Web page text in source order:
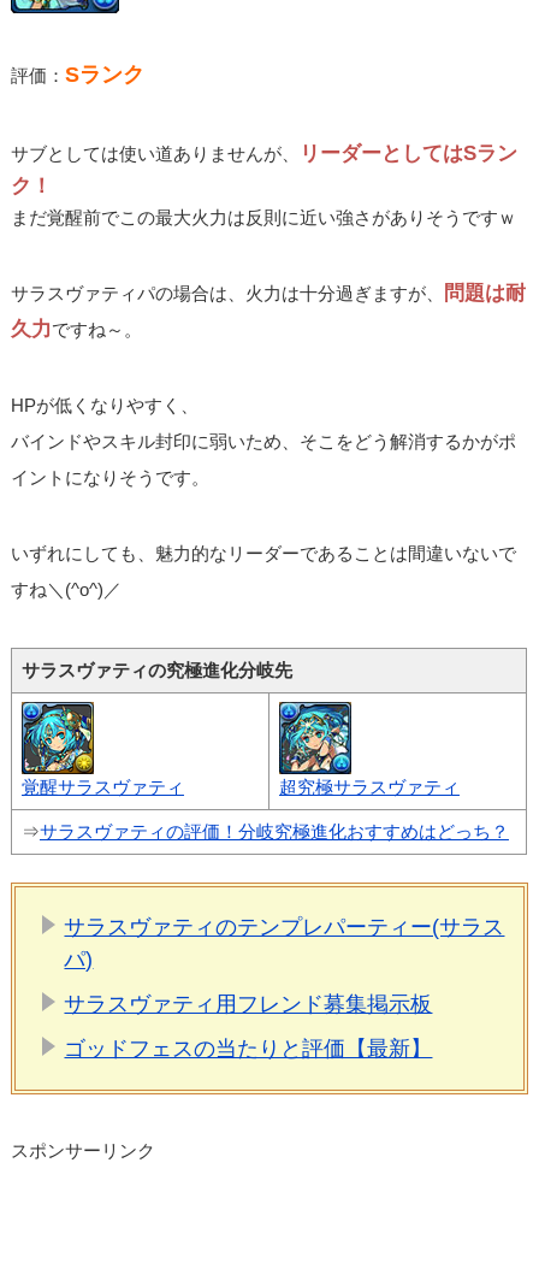
評価：Sランク
サブとしては使い道ありませんが、
リーダーとしてはSラン
ク！
まだ覚醒前でこの最大火力は反則に近い強さがありそうですｗ
サラスヴァティパの場合は、火力は十分過ぎますが、
問題は耐
久力ですね～。
HPが低くなりやすく、
バインドやスキル封印に弱いため、そこをどう解消するかがポ
イントになりそうです。
いずれにしても、魅力的なリーダーであることは間違いないで
すね＼(^o^)／
サラスヴァティの究極進化分岐先
覚醒サラスヴァティ 超究極サラスヴァティ
⇒サラスヴァティの評価！分岐究極進化おすすめはどっち？
サラスヴァティのテンプレパーティー(サラス
パ)
サラスヴァティ用フレンド募集掲示板
ゴッドフェスの当たりと評価【最新】
スポンサーリンク